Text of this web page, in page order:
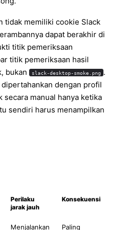
tidak memiliki cookie Slack
dapat berakhir di
titik pemeriksaan
titik pemeriksaan hasil
bukan
slack-desktop-smoke.png .
dengan profil
secara manual hanya ketika
sendiri harus menampilkan
Perilaku
jarak jauh
Konsekuensi
Menjalankan
Paling